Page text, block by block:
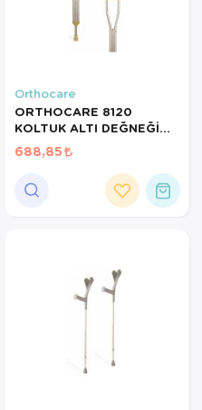
Orthocare
ORTHOCARE 8120
KOLTUK ALTI DEĞNEĞİ
MEDİUM 1 ADET
688,85